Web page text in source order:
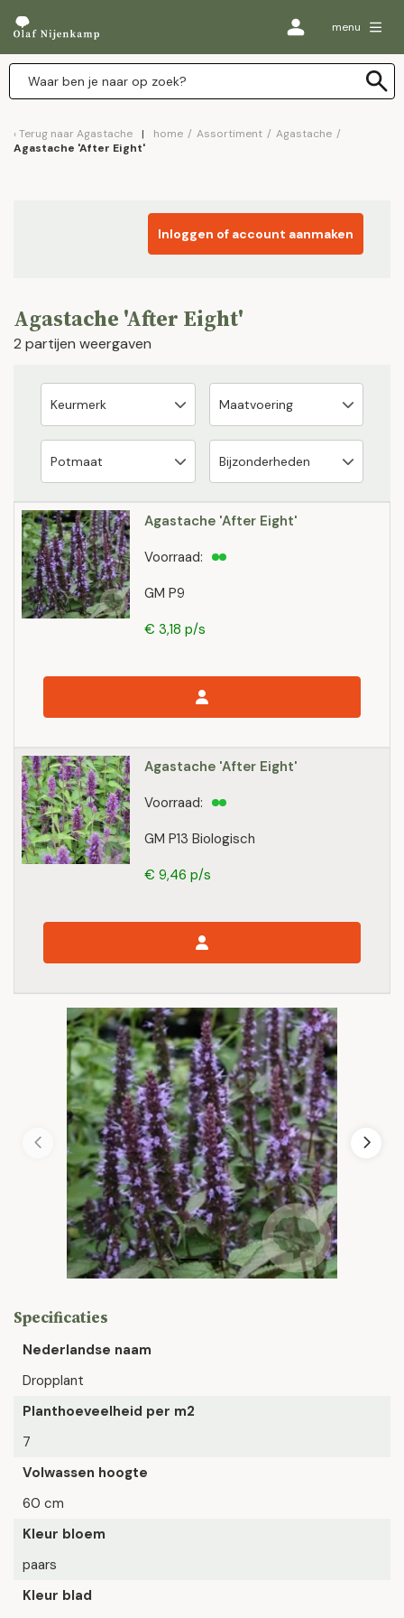
menu
Terug naar Agastache home / Assortiment / Agastache /
Agastache 'After Eight'
Inloggen of account aanmaken
Agastache 'After Eight'
2 partijen weergaven
Agastache 'After Eight'
GM P9
Voorraad:
€ 3,18 p/s
Agastache 'After Eight'
GM P13 Biologisch
Voorraad:
€ 9,46 p/s
Specificaties
Nederlandse naam
Dropplant
Planthoeveelheid per m2
7
Volwassen hoogte
60 cm
Kleur bloem
paars
Kleur blad